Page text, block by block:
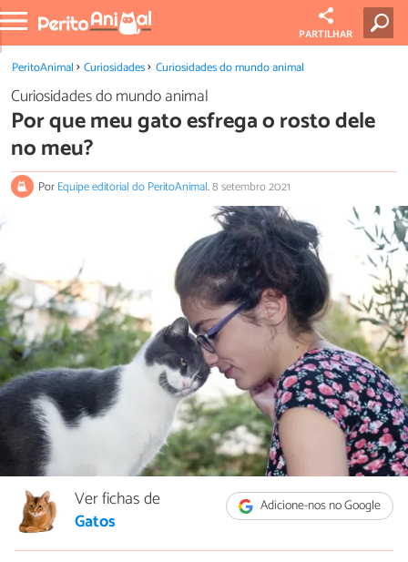
PARTILHAR
PeritoAnimal Curiosidades Curiosidades do mundo animal
Curiosidades do mundo animal
Por que meu gato esfrega o rosto dele
no meu?
PorEquipe editorial do PeritoAnimal.8 setembro 2021
Adicione-nos no Google
Ver fichas de
Gatos